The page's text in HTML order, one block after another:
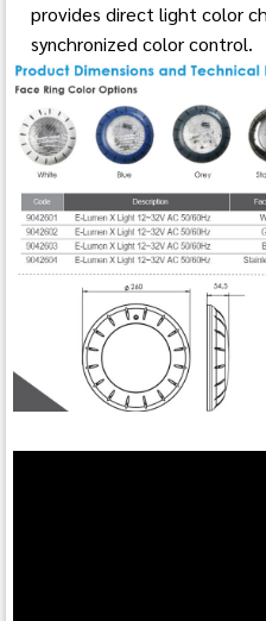
provides direct light color
synchronized color control.